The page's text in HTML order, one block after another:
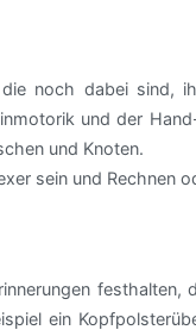
noch dabei sind,
und der
und Knoten.
sein und Rechnen
ein